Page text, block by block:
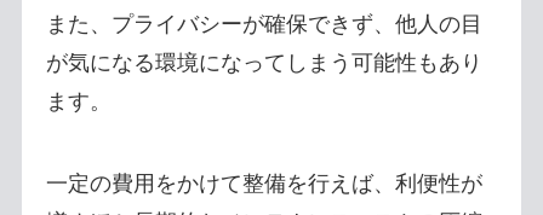
また、プライバシーが確保できず、他人の目
が気になる環境になってしまう可能性もあり
ます。
一定の費用をかけて整備を行えば、利便性が